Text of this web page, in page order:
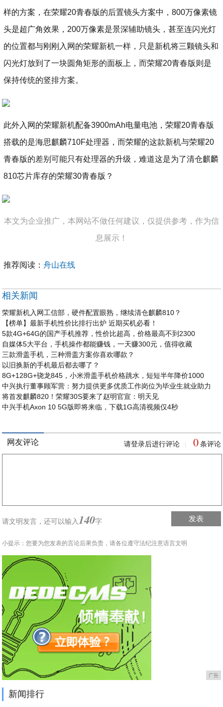
样的方案，在荣耀20青春版的后置镜头方案中，800万像素镜
头是超广角效果，200万像素是景深辅助镜头，甚至连闪光灯
的位置都与刚刚入网的荣耀新机一样，只是新机将三颗镜头和
闪光灯放到了一块圆角矩形的面板上，而荣耀20青春版则是
保持传统的竖排方案。
此外入网的荣耀新机配备3900mAh电量电池，荣耀20青春版
搭载的是海思麒麟710F处理器，而荣耀的这款新机与荣耀20
青春版的差别可能只有处理器的升级，难道这是为了清仓麒麟
810芯片库存的荣耀30青春版？
本文为企业推广，本网站不做任何建议，仅提供参考，作为信
息展示！
推荐阅读：舟山在线
相关新闻
荣耀新机入网工信部，硬件配置眼熟，继续清仓麒麟810？
【榜单】最新手机性价比排行出炉 近期买机必看！
5款4G+64G的国产手机推荐，性价比超高，价格最高不到2300
自媒体5大平台，手机操作都能赚钱，一天赚300元，值得收藏
三款滑盖手机，三种滑盖方案你喜欢哪款？
以旧换新的手机最后都去哪了？
8G+128G+骁龙845，小米滑盖手机价格跳水，短短半年降价1000
中兴执行董事顾军营：努力提供更多优质工作岗位为毕业生就业助力
将首发麒麟820！荣耀30S要来了赵明官宣：明天见
中兴手机Axon 10 5G版即将来临，下载1G高清视频仅4秒
网友评论 请登录后进行评论 0 条评论
请文明发言，还可以输入 140字 发表
小提示：您要为您发表的言论后果负责，请各位遵守法纪注意语言文明
广告
新闻排行